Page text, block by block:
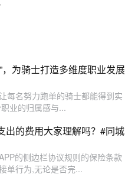
为骑士打造多维度职业发展
每名努力跑单的骑士都能得到实
业的归属感与...
出的费用大家理解吗？#同城
的侧边栏协议规则的保险条款
单行为,无论是否完...